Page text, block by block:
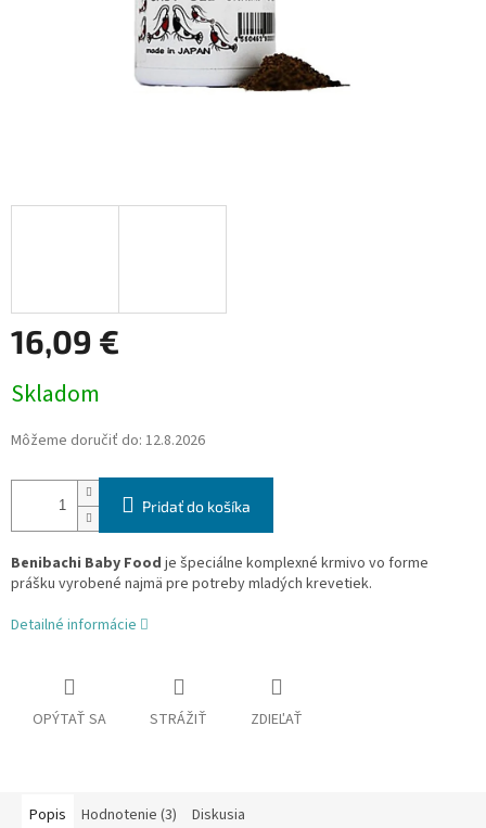
16,09 €
cena:
Skladom
Môžeme doručiť do: 12.8.2026
Pridať do košíka
Benibachi Baby Food je špeciálne komplexné krmivo vo forme
prášku vyrobené najmä pre potreby mladých krevetiek.
Detailné informácie
OPÝTAŤ SA STRÁŽIŤ ZDIEĽAŤ
Popis Hodnotenie (3) Diskusia